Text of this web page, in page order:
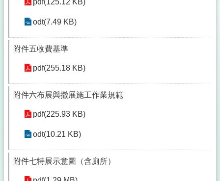
pdf(125.12 KB)
odt(7.49 KB)
附件五收費基準
pdf(255.18 KB)
附件六布展與撤展施工作業規範
pdf(225.93 KB)
odt(10.21 KB)
附件七特展示意圖（含廁所）